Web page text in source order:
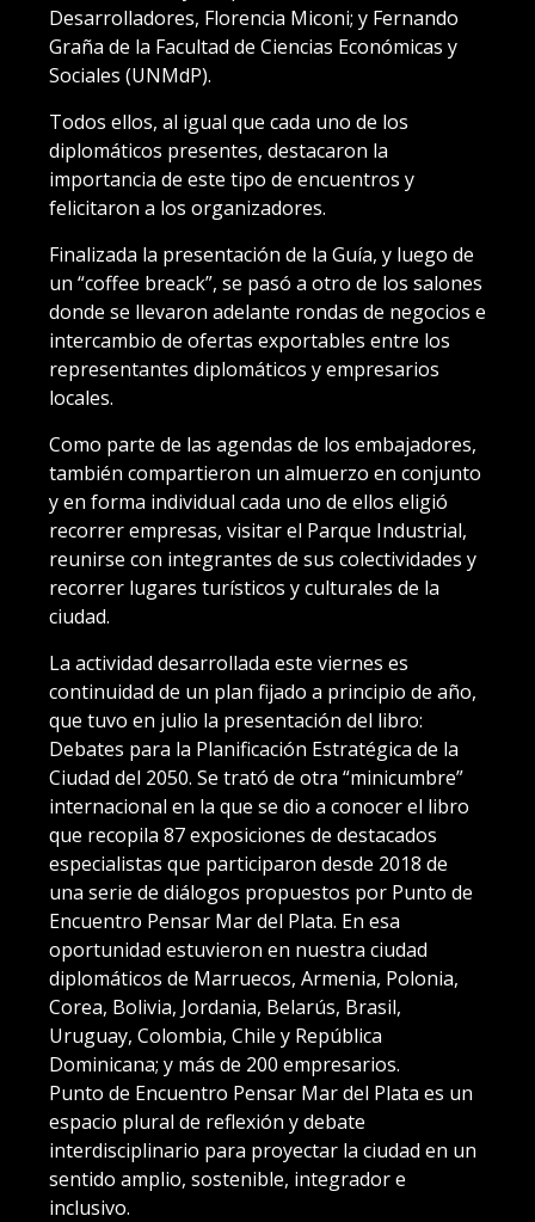
Desarrolladores, Florencia Miconi; y Fernando
Graña de la Facultad de Ciencias Económicas y
Sociales (UNMdP).
Todos ellos, al igual que cada uno de los
diplomáticos presentes, destacaron la
importancia de este tipo de encuentros y
felicitaron a los organizadores.
Finalizada la presentación de la Guía, y luego de
un “coffee breack”, se pasó a otro de los salones
donde se llevaron adelante rondas de negocios e
intercambio de ofertas exportables entre los
representantes diplomáticos y empresarios
locales.
Como parte de las agendas de los embajadores,
también compartieron un almuerzo en conjunto
y en forma individual cada uno de ellos eligió
recorrer empresas, visitar el Parque Industrial,
reunirse con integrantes de sus colectividades y
recorrer lugares turísticos y culturales de la
ciudad.
La actividad desarrollada este viernes es
continuidad de un plan fijado a principio de año,
que tuvo en julio la presentación del libro:
Debates para la Planificación Estratégica de la
Ciudad del 2050. Se trató de otra “minicumbre”
internacional en la que se dio a conocer el libro
que recopila 87 exposiciones de destacados
especialistas que participaron desde 2018 de
una serie de diálogos propuestos por Punto de
Encuentro Pensar Mar del Plata. En esa
oportunidad estuvieron en nuestra ciudad
diplomáticos de Marruecos, Armenia, Polonia,
Corea, Bolivia, Jordania, Belarús, Brasil,
Uruguay, Colombia, Chile y República
Dominicana; y más de 200 empresarios.
Punto de Encuentro Pensar Mar del Plata es un
espacio plural de reflexión y debate
interdisciplinario para proyectar la ciudad en un
sentido amplio, sostenible, integrador e
inclusivo.